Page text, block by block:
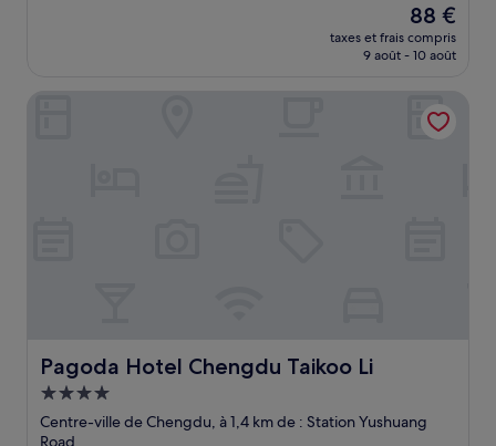
Le
nouveau
prix
de
88 €
88 €
taxes et frais compris
9 août - 10 août
Pagoda Hotel Chengdu Taikoo Li
Pagoda Hotel Chengdu Taikoo Li
Hébergement
4.0 étoiles
Centre-ville de Chengdu, à 1,4 km de : Station Yushuang
Road